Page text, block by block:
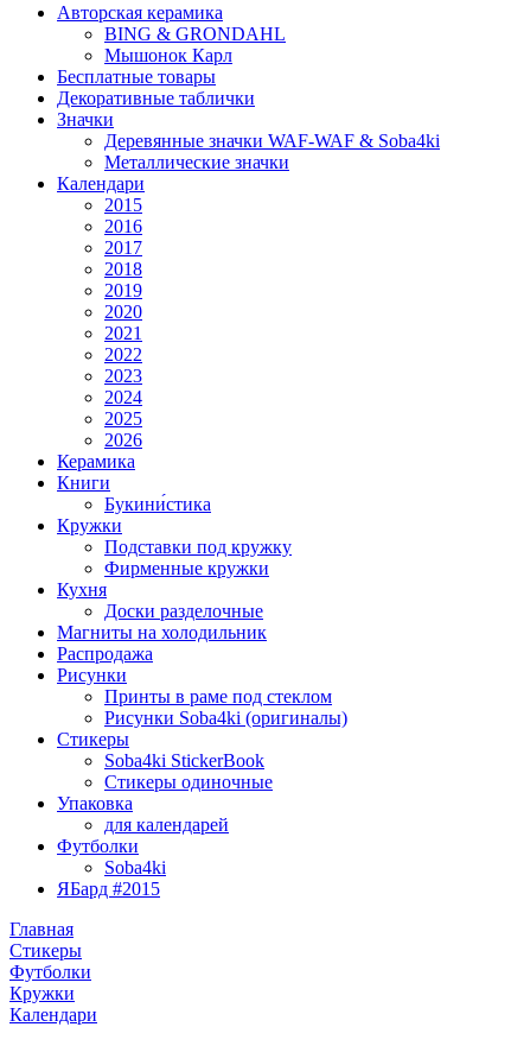
Авторская керамика
BING & GRONDAHL
Мышонок Карл
Бесплатные товары
Декоративные таблички
Значки
Деревянные значки WAF-WAF & Soba4ki
Металлические значки
Календари
2015
2016
2017
2018
2019
2020
2021
2022
2023
2024
2025
2026
Керамика
Книги
Букини́стика
Кружки
Подставки под кружку
Фирменные кружки
Кухня
Доски разделочные
Магниты на холодильник
Распродажа
Рисунки
Принты в раме под стеклом
Рисунки Soba4ki (оригиналы)
Стикеры
Soba4ki StickerBook
Стикеры одиночные
Упаковка
для календарей
Футболки
Soba4ki
ЯБард #2015
Главная
Стикеры
Футболки
Кружки
Календари